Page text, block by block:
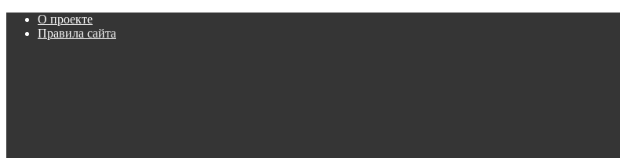
О проекте
Правила сайта